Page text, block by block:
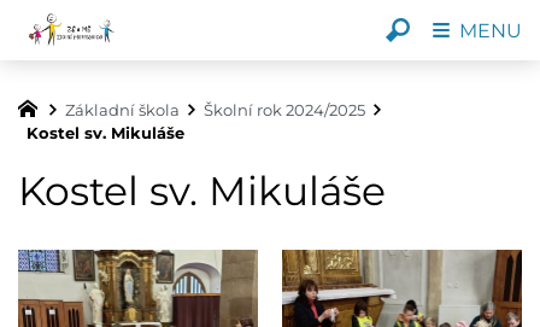
Základní škola
Školní rok 2024/2025
Kostel sv. Mikuláše
Kostel sv. Mikuláše
MENU